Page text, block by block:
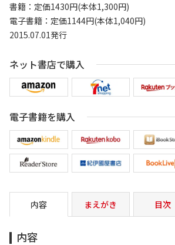
書籍：定価1430円(本体1,300円)
電子書籍：定価1144円(本体1,040円)
2015.07.01発行
ネット書店で購入
電子書籍を購入
内容 まえがき 目次
内容